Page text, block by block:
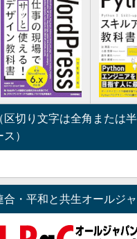
区切り文字は全角または
）
合・平和と共生オールジ